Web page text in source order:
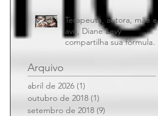
Terapeuta, autora, mãe e
avó, Diane Levy
compartilha sua fórmula
Arquivo
abril de 2026 (1)
outubro de 2018 (1)
setembro de 2018 (9)